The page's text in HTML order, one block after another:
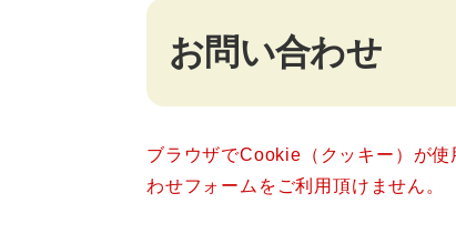
本
お問い合わせ
ブラウザでCookie（クッキー）が
わせフォームをご利用頂けません。